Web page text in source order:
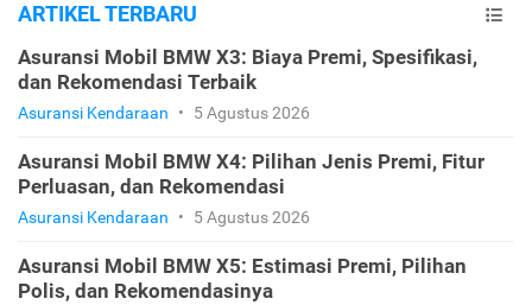
ARTIKEL TERBARU
Asuransi Mobil BMW X3: Biaya Premi, Spesifikasi,
dan Rekomendasi Terbaik
Asuransi Kendaraan • 5 Agustus 2026
Asuransi Mobil BMW X4: Pilihan Jenis Premi, Fitur
Perluasan, dan Rekomendasi
Asuransi Kendaraan • 5 Agustus 2026
Asuransi Mobil BMW X5: Estimasi Premi, Pilihan
Polis, dan Rekomendasinya